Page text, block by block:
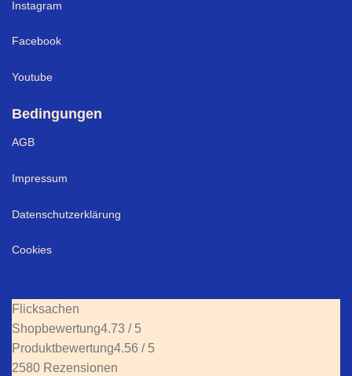
Instagram
Facebook
Youtube
Bedingungen
AGB
Impressum
Datenschutzerklärung
Cookies
Flicksachen
Shopbewertung4.73 / 5
Produktbewertung4.56 / 5
2580 Rezensionen